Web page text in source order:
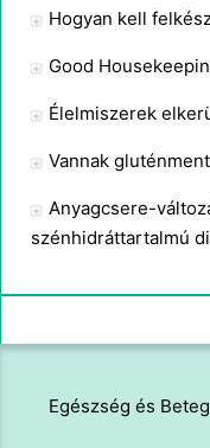
Hogyan kell
Good
Élelmiszerek
Vannak
Anyagcsere-
szénhidráttartalmú
Egészség és